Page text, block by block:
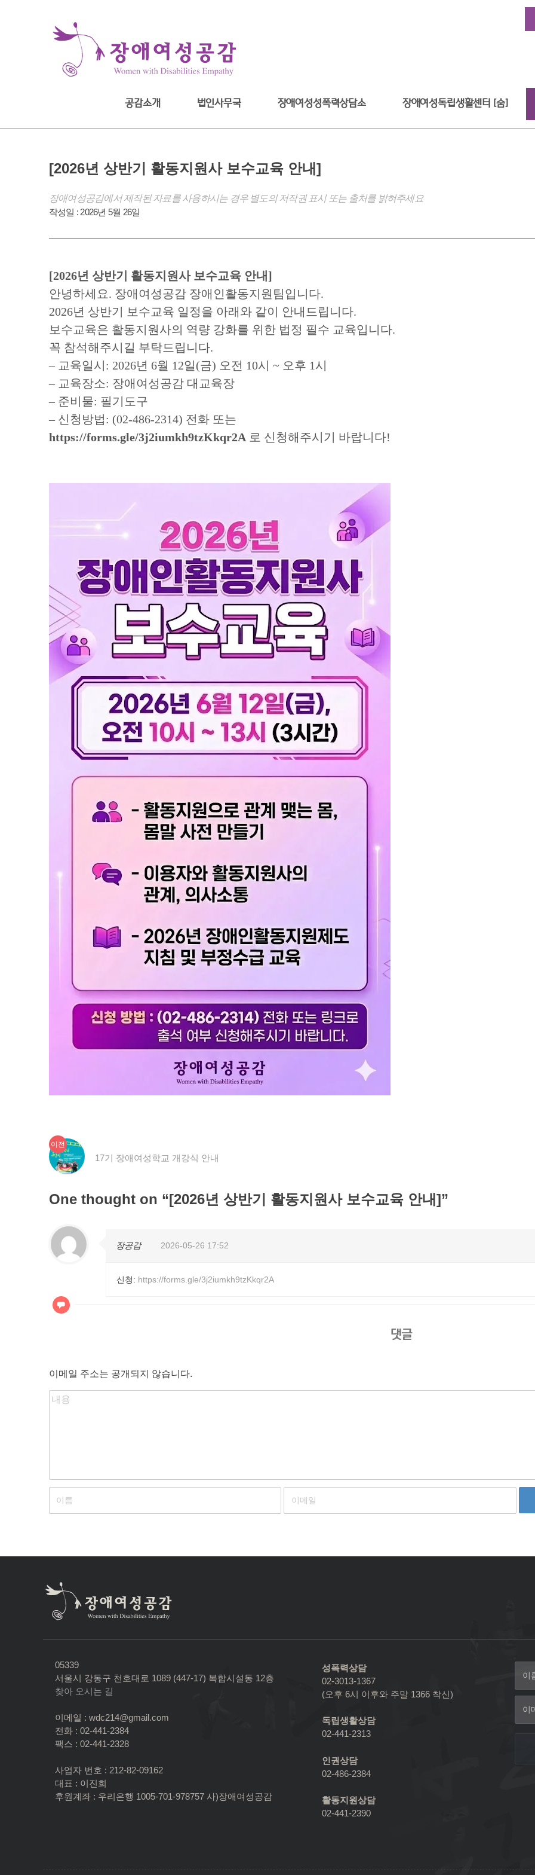
공감소개 법인사무국 장애여성성폭력상담소 장애여성독립생활센터 [숨]
[2026년 상반기 활동지원사 보수교육 안내]
장애여성공감에서 제작된 자료를 사용하시는 경우 별도의 저작권 표시 또는 출처를 밝혀주세요
작성일 : 2026년 5월 26일
[2026년 상반기 활동지원사 보수교육 안내]
안녕하세요. 장애여성공감 장애인활동지원팀입니다.
2026년 상반기 보수교육 일정을 아래와 같이 안내드립니다.
보수교육은 활동지원사의 역량 강화를 위한 법정 필수 교육입니다.
꼭 참석해주시길 부탁드립니다.
– 교육일시: 2026년 6월 12일(금) 오전 10시 ~ 오후 1시
– 교육장소: 장애여성공감 대교육장
– 준비물: 필기도구
– 신청방법: (02-486-2314) 전화 또는
https://forms.gle/3j2iumkh9tzKkqr2A 로 신청해주시기 바랍니다!
글
탐
색
이전
이
전
글:
17기 장애여성학교 개강식 안내
One thought on “[2026년 상반기 활동지원사 보수교육 안내]”
장공감 2026-05-26 17:52
신청: https://forms.gle/3j2iumkh9tzKkqr2A
댓글
이메일 주소는 공개되지 않습니다.
05339
서울시 강동구 천호대로 1089 (447-17) 복합시설동 12층
찾아 오시는 길
이메일 : wdc214@gmail.com
전화 : 02-441-2384
팩스 : 02-441-2328
사업자 번호 : 212-82-09162
대표 : 이진희
후원계좌 : 우리은행 1005-701-978757 사)장애여성공감
성폭력상담
02-3013-1367
(오후 6시 이후와 주말 1366 착신)
독립생활상담
02-441-2313
인권상담
02-486-2384
활동지원상담
02-441-2390